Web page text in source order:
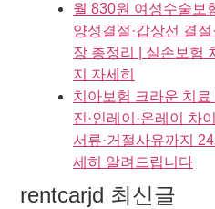
월 830원 여성수술보
양성결절·갑상선 결
장 총정리 | 실손보험
지 자세히
치아보험 크라운 치료
진·인레이·온레이 차
서류·거절사유까지
세히 알려드립니다
rentcarjd 최신글